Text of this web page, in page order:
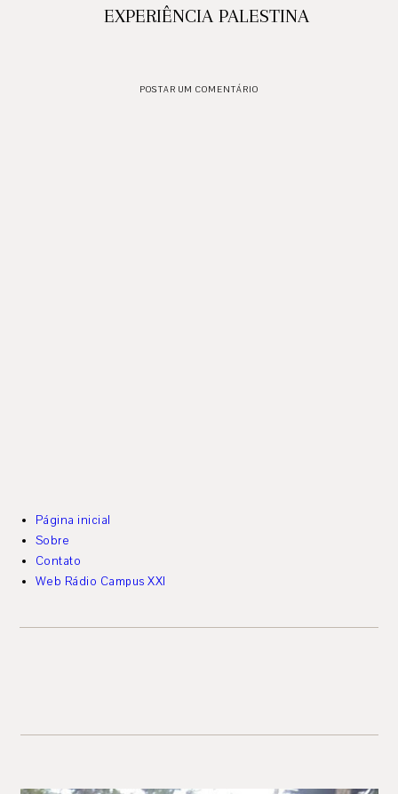
EXPERIÊNCIA PALESTINA
POSTAR UM COMENTÁRIO
Página inicial
Sobre
Contato
Web Rádio Campus XXI